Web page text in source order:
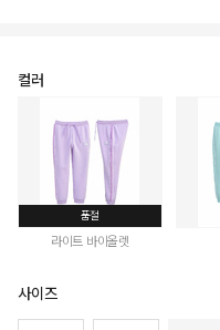
컬러
품절
라이트 바이올렛
사이즈